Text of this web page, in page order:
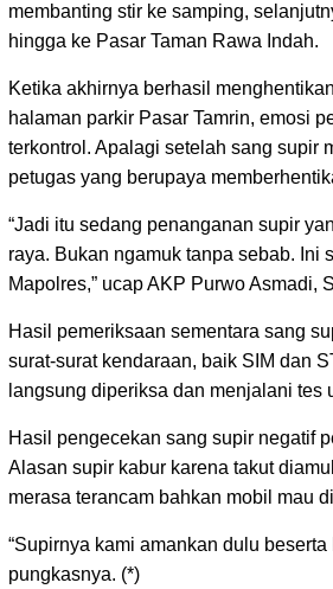
membanting stir ke samping,
hingga ke Pasar Taman Rawa Indah.
Ketika akhirnya berhasil
halaman parkir Pasar Tamrin, emosi
terkontrol. Apalagi setelah sang supir
petugas yang berupaya
“Jadi itu sedang penanganan supir
raya. Bukan ngamuk tanpa sebab. Ini
Mapolres,” ucap AKP Purwo Asmadi,
Hasil pemeriksaan sementara sang
surat-surat kendaraan, baik SIM dan
langsung diperiksa dan menjalani tes
Hasil pengecekan sang supir negatif
Alasan supir kabur karena takut
merasa terancam bahkan mobil mau
“Supirnya kami amankan dulu beserta
pungkasnya. (*)